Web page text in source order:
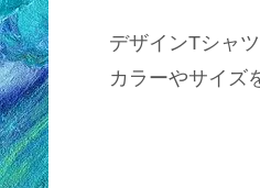
デザインTシャ
カラーやサイズ